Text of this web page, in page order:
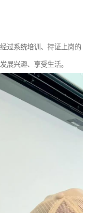
过系统培训、持证上岗的
展兴趣、享受生活。